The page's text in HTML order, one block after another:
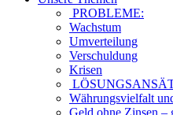
PROBLEME:
Wachstum
Umverteilung
Verschuldung
Krisen
Währungsvielfalt
Geld ohne Zinsen –